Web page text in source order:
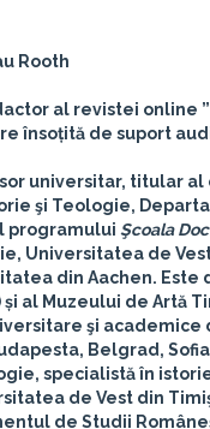
Rooth
al revistei online
însoțită de suport
universitar, titular al
şi Teologie,
programului Şcoala
Universitatea de
din Aachen.
al Muzeului de Artă
şi academice
Belgrad,
specialistă în
de Vest din
de Studii